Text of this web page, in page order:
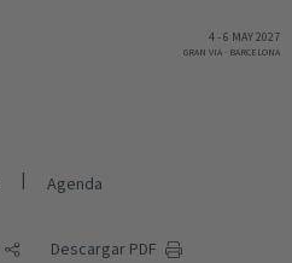
4-6 MAY 2027
GRAN VIA- BARCELONA
| Agenda
Descargar PDF